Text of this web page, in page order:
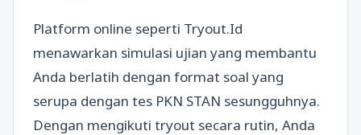
Platform online seperti Tryout.Id
menawarkan simulasi ujian yang membantu
Anda berlatih dengan format soal yang
serupa dengan tes PKN STAN sesungguhnya.
Dengan mengikuti tryout secara rutin, Anda